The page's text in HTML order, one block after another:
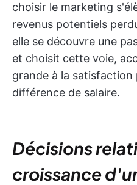
choisir le marketing
revenus potentiels
elle se découvre une
et choisit cette voie,
grande à la satisfaction
différence de salaire.
Décisions
croissance